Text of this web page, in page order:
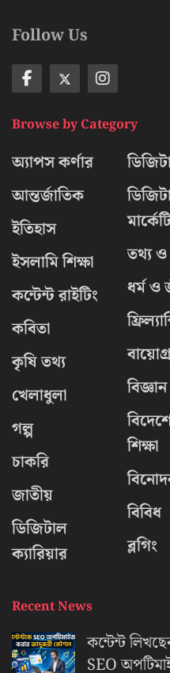
Follow Us
Browse by Category
অ্যাপস কর্ণার
আন্তর্জাতিক
ইতিহাস
ইসলামি শিক্ষা
কন্টেন্ট রাইটিং
কবিতা
কৃষি তথ্য
খেলাধুলা
গল্প
চাকরি
জাতীয়
ডিজিটাল
ক্যারিয়ার
তথ্য ও
ধর্ম ও
শিক্ষা
বিবিধ
ব্লগিং
Recent News
কন্টেন্ট
‍SEO